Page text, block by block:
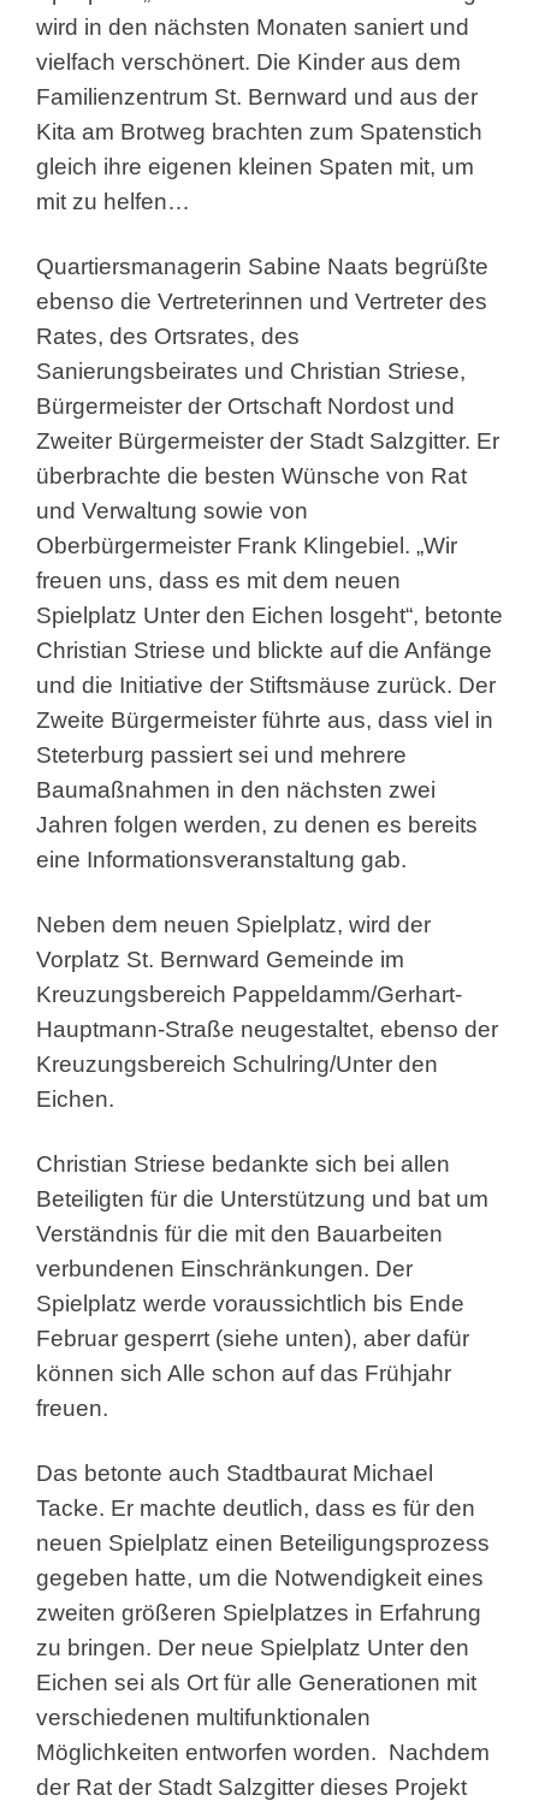
wird in den nächsten Monaten saniert und
vielfach verschönert. Die Kinder aus dem
Familienzentrum St. Bernward und aus der
Kita am Brotweg brachten zum Spatenstich
gleich ihre eigenen kleinen Spaten mit, um
mit zu helfen…
Quartiersmanagerin Sabine Naats begrüßte
ebenso die Vertreterinnen und Vertreter des
Rates, des Ortsrates, des
Sanierungsbeirates und Christian Striese,
Bürgermeister der Ortschaft Nordost und
Zweiter Bürgermeister der Stadt Salzgitter. Er
überbrachte die besten Wünsche von Rat
und Verwaltung sowie von
Oberbürgermeister Frank Klingebiel. „Wir
freuen uns, dass es mit dem neuen
Spielplatz Unter den Eichen losgeht“, betonte
Christian Striese und blickte auf die Anfänge
und die Initiative der Stiftsmäuse zurück. Der
Zweite Bürgermeister führte aus, dass viel in
Steterburg passiert sei und mehrere
Baumaßnahmen in den nächsten zwei
Jahren folgen werden, zu denen es bereits
eine Informationsveranstaltung gab.
Neben dem neuen Spielplatz, wird der
Vorplatz St. Bernward Gemeinde im
Kreuzungsbereich Pappeldamm/Gerhart-
Hauptmann-Straße neugestaltet, ebenso der
Kreuzungsbereich Schulring/Unter den
Eichen.
Christian Striese bedankte sich bei allen
Beteiligten für die Unterstützung und bat um
Verständnis für die mit den Bauarbeiten
verbundenen Einschränkungen. Der
Spielplatz werde voraussichtlich bis Ende
Februar gesperrt (siehe unten), aber dafür
können sich Alle schon auf das Frühjahr
freuen.
Das betonte auch Stadtbaurat Michael
Tacke. Er machte deutlich, dass es für den
neuen Spielplatz einen Beteiligungsprozess
gegeben hatte, um die Notwendigkeit eines
zweiten größeren Spielplatzes in Erfahrung
zu bringen. Der neue Spielplatz Unter den
Eichen sei als Ort für alle Generationen mit
verschiedenen multifunktionalen
Möglichkeiten entworfen worden. Nachdem
der Rat der Stadt Salzgitter dieses Projekt